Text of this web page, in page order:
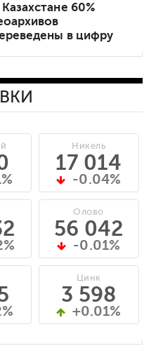
60%
в цифру
Никель
17 014
-0.04%
Олово
56 042
-0.01%
Цинк
3 598
+0.01%